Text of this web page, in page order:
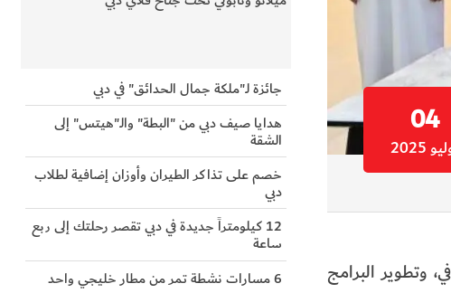
04
2025
وتطوير البرامج
جائزة لـ"ملكة جمال الحدائق" في دبي
هدايا صيف دبي من "البطة" والـ"هيتس" إلى
الشقة
خصم على تذاكر الطيران وأوزان إضافية لطلاب
دبي
12 كيلومتراً جديدة في دبي تقصر رحلتك إلى ربع
ساعة
6 مسارات نشطة تمر من مطار خليجي واحد